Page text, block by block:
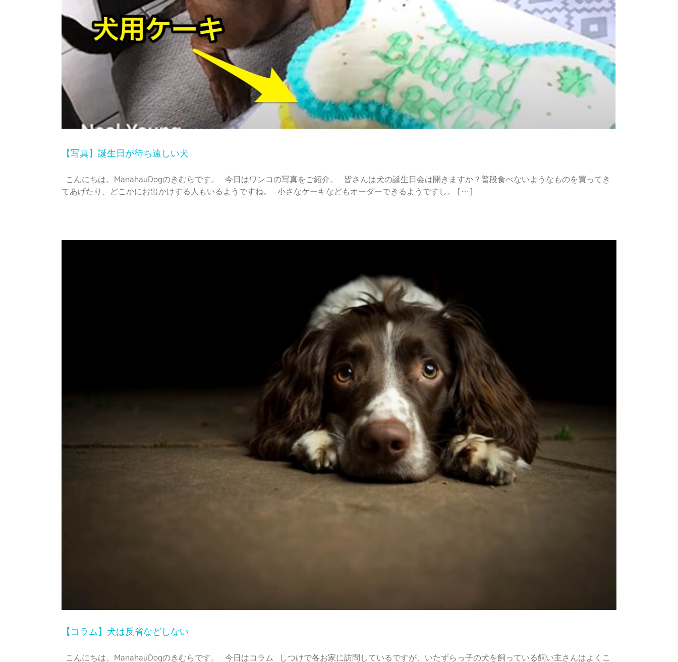
【写真】誕生日が待ち遠しい犬
こんにちは。ManahauDogのきむらです。 今日はワンコの写真をご紹介。 皆さんは犬の誕生日会は開きますか？普段食べないようなものを買ってき
てあげたり、どこかにお出かけする人もいるようですね。 小さなケーキなどもオーダーできるようですし。 […]
【コラム】犬は反省などしない
こんにちは。ManahauDogのきむらです。 今日はコラム しつけで各お家に訪問しているですが、いたずらっ子の犬を飼っている飼い主さんはよくこ